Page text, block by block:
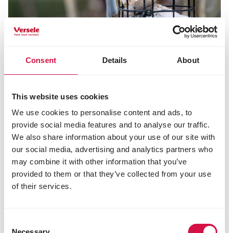
Consent Details About
This website uses cookies
We use cookies to personalise content and ads, to
provide social media features and to analyse our traffic.
We also share information about your use of our site with
our social media, advertising and analytics partners who
may combine it with other information that you’ve
provided to them or that they’ve collected from your use
of their services.
Welche Futterstelle ist die beste für
Gartenvögel?